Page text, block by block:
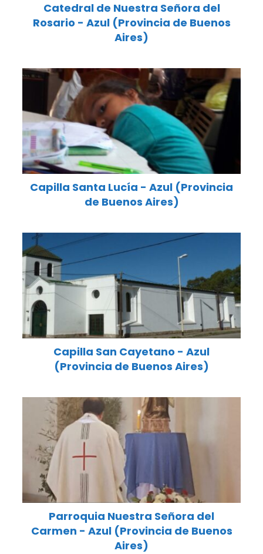
Catedral de Nuestra Señora del
Rosario - Azul (Provincia de Buenos
Aires)
Capilla Santa Lucía - Azul (Provincia
de Buenos Aires)
Capilla San Cayetano - Azul
(Provincia de Buenos Aires)
Parroquia Nuestra Señora del
Carmen - Azul (Provincia de Buenos
Aires)